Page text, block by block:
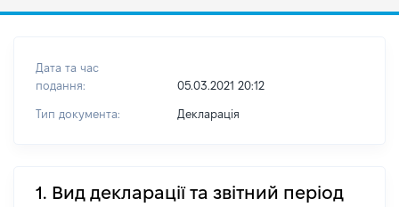
Дата та час
подання:
05.03.2021 20:12
Тип документа: Декларація
1. Вид декларації та звітний період